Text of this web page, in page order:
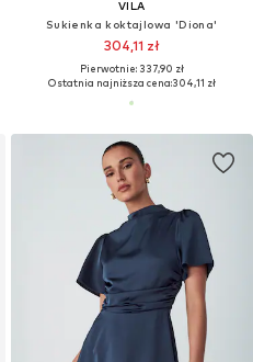
VILA
Sukienka koktajlowa 'Diona'
304,11 zł
Pierwotnie: 337,90 zł
Ostatnia najniższa cena:304,11 zł